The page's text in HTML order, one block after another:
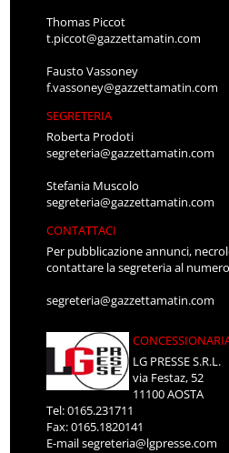
Thomas Piccot
t.piccot@gazzettamatin.com
Fausto Vassoney
f.vassoney@gazzettamatin.com
SEGRETERIA
Roberta Prodoti
segreteria@gazzettamatin.com
Stefania Muscolo
segreteria@gazzettamatin.com
CONTATTACI
Per pubblicazione annunci,
contattare la segreteria al
segreteria@gazzettamatin.com
LG PRESSE S.R.L.
via Festaz, 52
11100 AOSTA
Tel: 0165.231711
Fax: 0165.1820141
E-mailsegreteria@lgpresse.com